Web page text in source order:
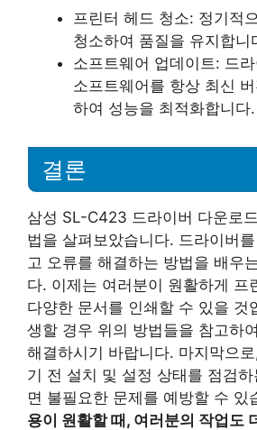
프린터 헤드 청소: 정기적
청소하여 품질을 유지합니
소프트웨어 업데이트: 드
소프트웨어를 항상 최신
하여 성능을 최적화합니다.
결론
삼성 SL-C423 드라이버 다운로
법을 살펴보았습니다. 드라이버
고 오류를 해결하는 방법을 배우
다. 이제는 여러분이 원활하게 프
다양한 문서를 인쇄할 수 있을 것
생할 경우 위의 방법들을 참고하
해결하시기 바랍니다. 마지막으
기 전 설치 및 설정 상태를 점검
면 불필요한 문제를 예방할 수 있
용이 원활할 때, 여러분의 작업도